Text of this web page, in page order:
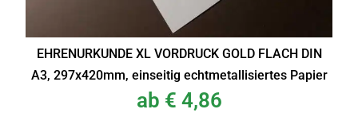
EHRENURKUNDE XL VORDRUCK GOLD FLACH DIN
A3, 297x420mm, einseitig echtmetallisiertes Papier
ab € 4,86